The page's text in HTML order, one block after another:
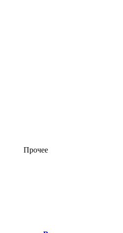
Прочее